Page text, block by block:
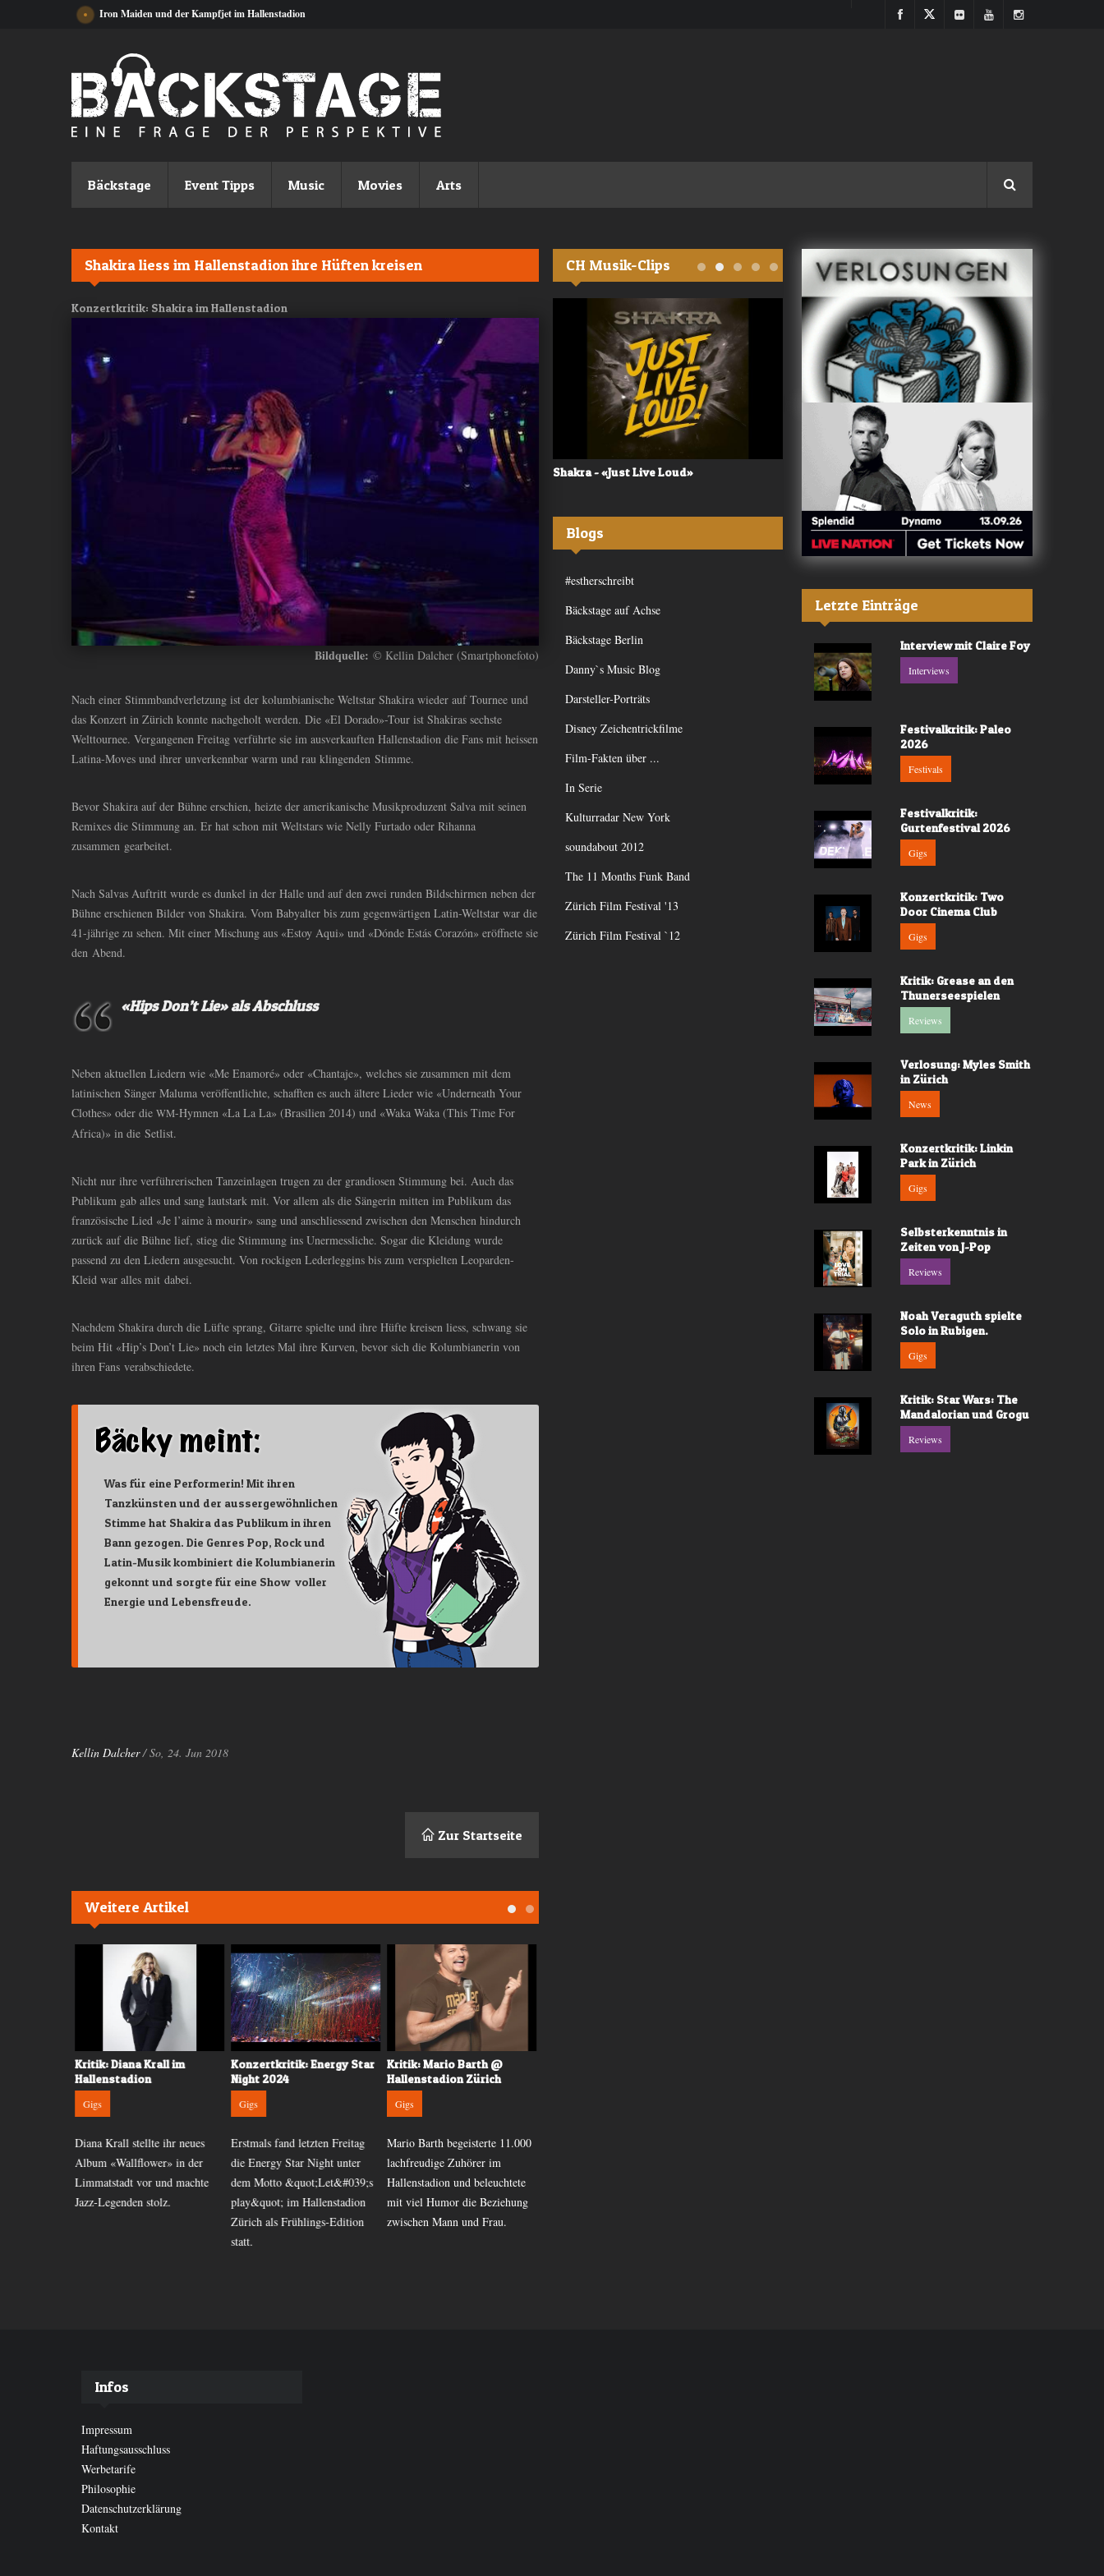
Direkt zum Inhalt Iron Maiden und der Kampfjet im Hallenstadion
Bäckstage Event Tipps Music Movies Arts
Shakira liess im Hallenstadion ihre Hüften kreisen
Konzertkritik: Shakira im Hallenstadion
Bildquelle: © Kellin Dalcher (Smartphonefoto)
Nach einer Stimmbandverletzung ist der kolumbianische Weltstar Shakira wieder auf Tournee und
das Konzert in Zürich konnte nachgeholt werden. Die «El Dorado»-Tour ist Shakiras sechste
Welttournee. Vergangenen Freitag verführte sie im ausverkauften Hallenstadion die Fans mit heissen
Latina-Moves und ihrer unverkennbar warm und rau klingenden Stimme.
Bevor Shakira auf der Bühne erschien, heizte der amerikanische Musikproduzent Salva mit seinen
Remixes die Stimmung an. Er hat schon mit Weltstars wie Nelly Furtado oder Rihanna
zusammen gearbeitet.
Nach Salvas Auftritt wurde es dunkel in der Halle und auf den zwei runden Bildschirmen neben der
Bühne erschienen Bilder von Shakira. Vom Babyalter bis zum gegenwärtigen Latin-Weltstar war die
41-jährige zu sehen. Mit einer Mischung aus «Estoy Aqui» und «Dónde Estás Corazón» eröffnete sie
den Abend.
«Hips Don’t Lie» als Abschluss
Neben aktuellen Liedern wie «Me Enamoré» oder «Chantaje», welches sie zusammen mit dem
latinischen Sänger Maluma veröffentlichte, schafften es auch ältere Lieder wie «Underneath Your
Clothes» oder die WM-Hymnen «La La La» (Brasilien 2014) und «Waka Waka (This Time For
Africa)» in die Setlist.
Nicht nur ihre verführerischen Tanzeinlagen trugen zu der grandiosen Stimmung bei. Auch das
Publikum gab alles und sang lautstark mit. Vor allem als die Sängerin mitten im Publikum das
französische Lied «Je l’aime à mourir» sang und anschliessend zwischen den Menschen hindurch
zurück auf die Bühne lief, stieg die Stimmung ins Unermessliche. Sogar die Kleidung wurde
passend zu den Liedern ausgesucht. Von rockigen Lederleggins bis zum verspielten Leoparden-
Kleid war alles mit dabei.
Nachdem Shakira durch die Lüfte sprang, Gitarre spielte und ihre Hüfte kreisen liess, schwang sie
beim Hit «Hip’s Don’t Lie» noch ein letztes Mal ihre Kurven, bevor sich die Kolumbianerin von
ihren Fans verabschiedete.
Was für eine Performerin! Mit ihren
Tanzkünsten und der aussergewöhnlichen
Stimme hat Shakira das Publikum in ihren
Bann gezogen. Die Genres Pop, Rock und
Latin-Musik kombiniert die Kolumbianerin
gekonnt und sorgte für eine Show voller
Energie und Lebensfreude.
Kellin Dalcher/ So, 24. Jun 2018
Zur Startseite
Weitere Artikel
Kritik: Diana Krall im
Hallenstadion
Gigs
Diana Krall stellte ihr neues
Album «Wallflower» in der
Limmatstadt vor und machte
Jazz-Legenden stolz.
Konzertkritik: Energy Star
Night 2024
Gigs
Erstmals fand letzten Freitag
die Energy Star Night unter
dem Motto &quot;Let&#039;s
play&quot; im Hallenstadion
Zürich als Frühlings-Edition
statt.
Kritik: Mario Barth @
Hallenstadion Zürich
Gigs
Mario Barth begeisterte 11.000
lachfreudige Zuhörer im
Hallenstadion und beleuchtete
mit viel Humor die Beziehung
zwischen Mann und Frau.
CH Musik-Clips
ANDIYAH - «Frequency» Shakra - «Just Live Loud» Valerù - «IL MARE»
Blogs
#estherschreibt
Bäckstage auf Achse
Bäckstage Berlin
Danny`s Music Blog
Darsteller-Porträts
Disney Zeichentrickfilme
Film-Fakten über ...
In Serie
Kulturradar New York
soundabout 2012
The 11 Months Funk Band
Zürich Film Festival '13
Zürich Film Festival `12
Letzte Einträge
Interview mit Claire Foy
Interviews
Festivalkritik: Paleo
2026
Festivals
Festivalkritik:
Gurtenfestival 2026
Gigs
Konzertkritik: Two
Door Cinema Club
Gigs
Kritik: Grease an den
Thunerseespielen
Reviews
Verlosung: Myles Smith
in Zürich
News
Konzertkritik: Linkin
Park in Zürich
Gigs
Selbsterkenntnis in
Zeiten von J-Pop
Reviews
Noah Veraguth spielte
Solo in Rubigen.
Gigs
Kritik: Star Wars: The
Mandalorian und Grogu
Reviews
Infos
Impressum
Haftungsausschluss
Werbetarife
Philosophie
Datenschutzerklärung
Kontakt